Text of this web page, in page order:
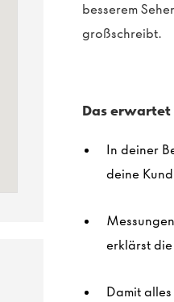
besserem
großschreibt.
Das erwartet
In deiner
deine
erklärst
Damit